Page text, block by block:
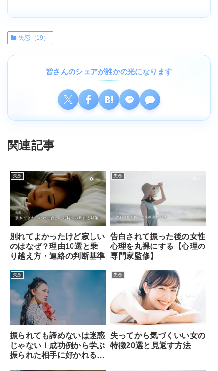
失恋（19）
皆さんのシェアが誰かの光になります
関連記事
失恋
別れてよかったけど寂しい
のはなぜ？理由10選と乗
り越え方・連絡の判断基準
失恋
告白されて振った後の女性
心理を丸裸にする【心理の
専門家監修】
失恋
振られても諦めないは迷惑
じゃない！成功例から学ぶ
振られた相手に好かれるコ
失恋
失ってから気づくいい女の
特徴20選と見返す方法